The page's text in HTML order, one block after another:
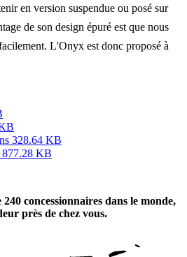
en version suspendue ou posé sur
de son design épuré est que nous
L'Onyx est donc proposé à
328.64 KB
877.28 KB
concessionnaires dans le monde,
près de chez vous.